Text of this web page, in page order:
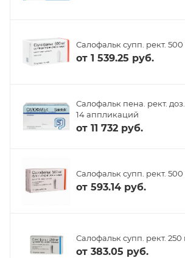
Салофальк супп. рект.
от 1 539.25 руб.
Салофальк пена. рект.
14 аппликаций
от 11 732 руб.
Салофальк супп. рект.
от 593.14 руб.
Салофальк супп. рект.
от 383.05 руб.